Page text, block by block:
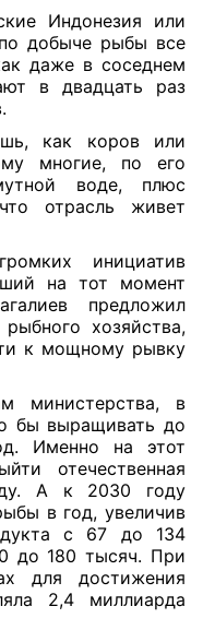
Индонезия или
добыче рыбы все
даже в соседнем
в двадцать раз
как коров или
многие, по его
воде, плюс
отрасль живет
инициатив
на тот момент
предложил
хозяйства,
к мощному рывку
министерства, в
бы выращивать до
Именно на этот
отечественная
А к 2030 году
в год, увеличив
с 67 до 134
до 180 тысяч. При
для достижения
2,4 миллиарда